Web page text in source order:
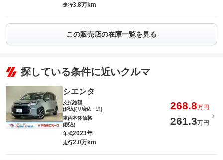
走行3.8万km
この販売店の在庫一覧を見る
探している条件に近いクルマ
シエンタ
支払総額
(税込)(リ済込・追)
268.8万円
車両本体価格
(税込)
261.3万円
年式2023年
走行2.0万km